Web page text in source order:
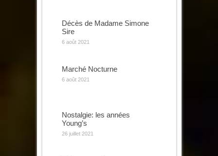
Décès de Madame Simone
Sire
6 août 2021
Marché Nocturne
6 août 2021
Nostalgie: les années
Young’s
26 juillet 2021